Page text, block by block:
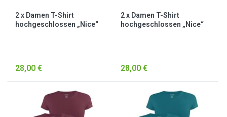
2 x Damen T-Shirt
hochgeschlossen „Nice“
28,00 €
2 x Damen T-Shirt
hochgeschlossen „Nice“
28,00 €